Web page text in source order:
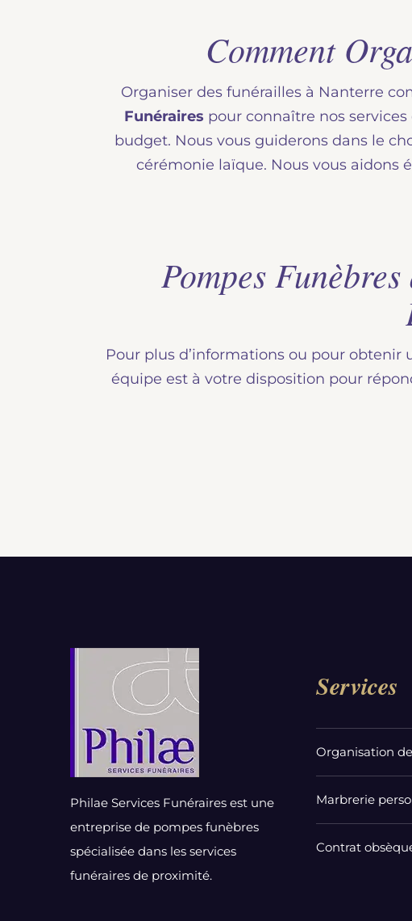
Comment
Organiser des funérailles à Nanterre
Funéraires pour connaître nos
budget. Nous vous guiderons dans le
cérémonie laïque. Nous vous aidons
Pompes
Pour plus d’informations ou pour obtenir
équipe est à votre disposition pour
Philae Services Funéraires est une
entreprise de pompes funèbres
spécialisée dans les services
funéraires de proximité.
Services
Organisation
Marbrerie
Contrat